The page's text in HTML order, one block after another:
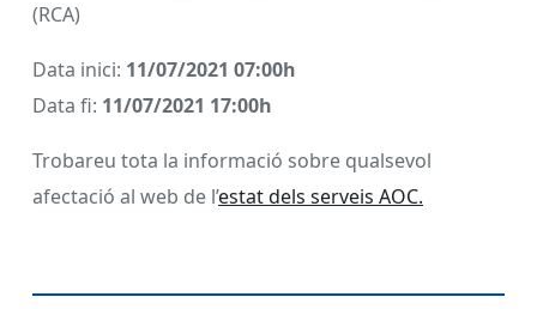
(RCA)
Data inici: 11/07/2021 07:00h
Data fi: 11/07/2021 17:00h
Trobareu tota la informació sobre qualsevol
afectació al web de l’estat dels serveis AOC.